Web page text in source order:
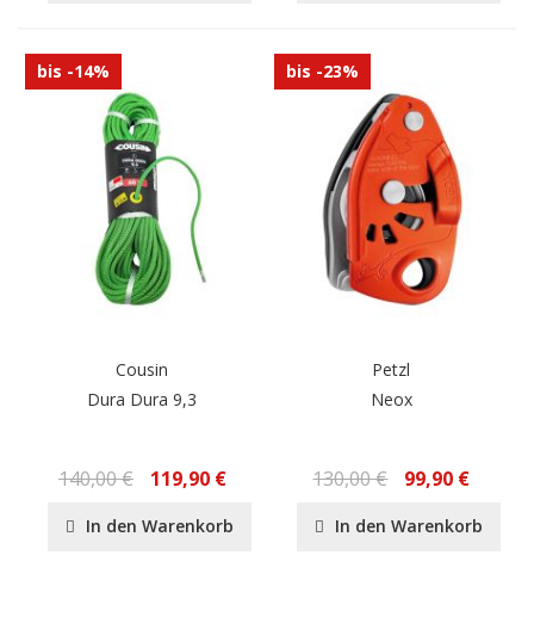
bis -14%
Cousin
Dura Dura 9,3
140,00 € 119,90 €
In den Warenkorb
bis -23%
Petzl
Neox
130,00 € 99,90 €
In den Warenkorb